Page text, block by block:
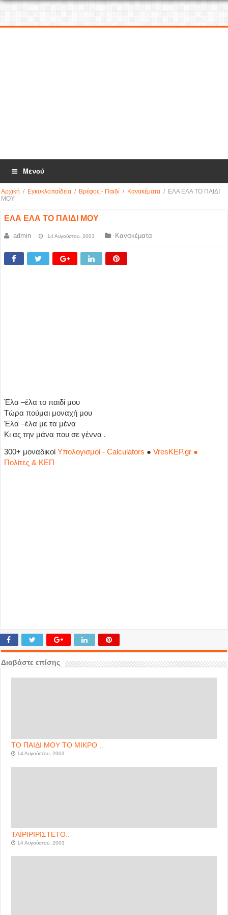
Μενού
Αρχική / Εγκυκλοπαίδεια / Βρέφος - Παιδί / Κανακέματα / ΕΛΑ ΕΛΑ ΤΟ ΠΑΙΔΙ
ΜΟΥ
ΕΛΑ ΕΛΑ ΤΟ ΠΑΙΔΙ ΜΟΥ
admin 14 Αυγούστου, 2003 Κανακέματα
Έλα –έλα το παιδί μου
Τώρα πούμαι μοναχή μου
Έλα –έλα με τα μένα
Κι ας την μάνα που σε γέννα .
300+ μοναδικοίΥπολογισμοί - Calculators ●VresKEP.gr ●
Πολίτες & ΚΕΠ
Διαβάστε επίσης
ΤΟ ΠΑΙΔΙ ΜΟΥ ΤΟ ΜΙΚΡΟ ..
14 Αυγούστου, 2003
ΤΑΪΡΙΡΙΡΙΣΤΕΤΟ..
14 Αυγούστου, 2003